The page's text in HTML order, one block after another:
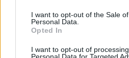
I want to opt-out of the Sale
Personal Data.
Opted In
I want to opt-out of
Le tennis pourrait vous